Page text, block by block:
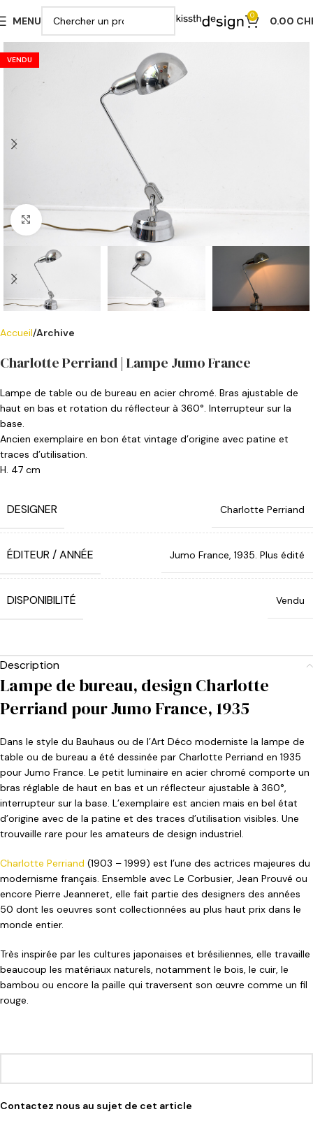
MENU 0 0.00
VENDU
Cliquer pour agrandir
Accueil Archive
Charlotte Perriand | Lampe Jumo France
Lampe de table ou de bureau en acier chromé. Bras ajustable de
haut en bas et rotation du réflecteur à 360°. Interrupteur sur la
base.
Ancien exemplaire en bon état vintage d’origine avec patine et
traces d’utilisation.
H. 47 cm
DESIGNER Charlotte Perriand
ÉDITEUR / ANNÉE Jumo France, 1935. Plus édité
DISPONIBILITÉ Vendu
Description
Lampe de bureau, design Charlotte
Perriand pour Jumo France, 1935
Dans le style du Bauhaus ou de l’Art Déco moderniste la lampe de
table ou de bureau a été dessinée par Charlotte Perriand en 1935
pour Jumo France. Le petit luminaire en acier chromé comporte un
bras réglable de haut en bas et un réflecteur ajustable à 360°,
interrupteur sur la base. L’exemplaire est ancien mais en bel état
d’origine avec de la patine et des traces d’utilisation visibles. Une
trouvaille rare pour les amateurs de design industriel.
Charlotte Perriand (1903 – 1999) est l’une des actrices majeures du
modernisme français. Ensemble avec Le Corbusier, Jean Prouvé ou
encore Pierre Jeanneret, elle fait partie des designers des années
50 dont les oeuvres sont collectionnées au plus haut prix dans le
monde entier.
Très inspirée par les cultures japonaises et brésiliennes, elle travaille
beaucoup les matériaux naturels, notamment le bois, le cuir, le
bambou ou encore la paille qui traversent son œuvre comme un fil
rouge.
Contactez nous au sujet de cet article